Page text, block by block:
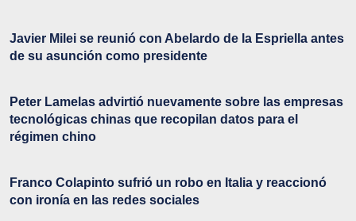
Javier Milei se reunió con Abelardo de la Espriella antes
de su asunción como presidente
Peter Lamelas advirtió nuevamente sobre las empresas
tecnológicas chinas que recopilan datos para el
régimen chino
Franco Colapinto sufrió un robo en Italia y reaccionó
con ironía en las redes sociales